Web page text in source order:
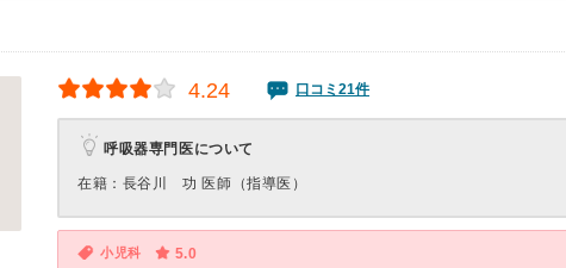
4.24 口コミ21件
呼吸器専門医について
在籍：長谷川 功 医師（指導医）
小児科 5.0